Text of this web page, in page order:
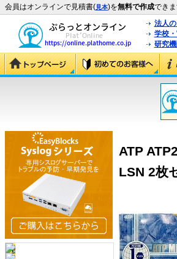
会員はオンラインで見積書(見本)を無料で作成でき
法人
学校
研究
ATP
LSN 2枚